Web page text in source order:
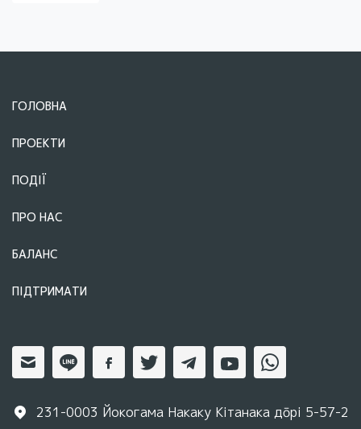
ГОЛОВНА
ПРОЕКТИ
ПОДІЇ
ПРО НАС
БАЛАНС
ПІДТРИМАТИ
231-0003 Йокогама Накаку Кітанака дōрі 5-57-2